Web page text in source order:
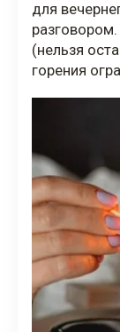
для
(нельзя
горения